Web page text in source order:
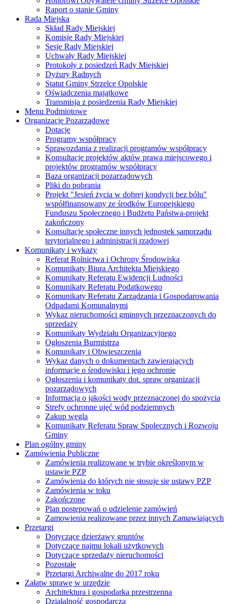
Raport o stanie Gminy
Rada Miejska
Skład Rady Miejskiej
Komisje Rady Miejskiej
Sesje Rady Miejskiej
Uchwały Rady Miejskiej
Protokoły z posiedzeń Rady Miejskiej
Dyżury Radnych
Statut Gminy Strzelce Opolskie
Oświadczenia majątkowe
Transmisja z posiedzenia Rady Miejskiej
Menu Podmiotowe
Organizacje Pozarządowe
Dotacje
Programy współpracy
Sprawozdania z realizacji programów współpracy
Konsultacje projektów aktów prawa miejscowego i
projektów programów współpracy
Baza organizacji pozarządowych
Pliki do pobrania
Projekt "Jesień życia w dobrej kondycji bez bólu"
współfinansowany ze środków Europejskiego
Funduszu Społecznego i Budżetu Państwa-projekt
zakończony
Konsultacje społeczne innych jednostek samorządu
terytorialnego i administracji rządowej
Komunikaty i wykazy
Referat Rolnictwa i Ochrony Środowiska
Komunikaty Biura Architekta Miejskiego
Komunikaty Referatu Ewidencji Ludności
Komunikaty Referatu Podatkowego
Komunikaty Referatu Zarządzania i Gospodarowania
Odpadami Komunalnymi
Wykaz nieruchomości gminnych przeznaczonych do
sprzedaży
Komunikaty Wydziału Organizacyjnego
Ogłoszenia Burmistrza
Komunikaty i Obwieszczenia
Wykaz danych o dokumentach zawierających
informacje o środowisku i jego ochronie
Ogłoszenia i komunikaty dot. spraw organizacji
pozarządowych
Informacja o jakości wody przeznaczonej do spożycia
Strefy ochronne ujęć wód podziemnych
Zakup węgla
Komunikaty Referatu Spraw Spolecznych i Rozwoju
Gminy
Plan ogólny gminy
Zamówienia Publiczne
Zamówienia realizowane w trybie określonym w
ustawie PZP
Zamówienia do których nie stosuje się ustawy PZP
Zamówienia w toku
Zakończone
Plan postępowań o udzielenie zamówień
Zamowienia realizowane przez innych Zamawiających
Przetargi
Dotyczące dzierżawy gruntów
Dotyczące najmu lokali użytkowych
Dotyczące sprzedaży nieruchomości
Pozostałe
Przetargi Archiwalne do 2017 roku
Załatw sprawę w urzędzie
Architektura i gospodarka przestrzenna
Działalność gospodarcza